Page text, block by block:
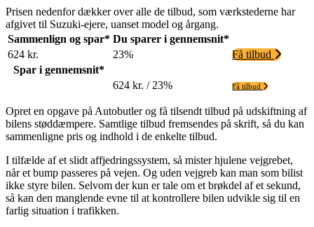
Prisen nedenfor dækker over alle de tilbud, som værkstederne har
afgivet til Suzuki-ejere, uanset model og årgang.
Sammenlign og spar* Du sparer i gennemsnit*
624 kr.
23%
Få tilbud
Spar i gennemsnit*
624 kr. / 23%
Få tilbud
Opret en opgave på Autobutler og få tilsendt tilbud på udskiftning af
bilens støddæmpere. Samtlige tilbud fremsendes på skrift, så du kan
sammenligne pris og indhold i de enkelte tilbud.
I tilfælde af et slidt affjedringssystem, så mister hjulene vejgrebet,
når et bump passeres på vejen. Og uden vejgreb kan man som bilist
ikke styre bilen. Selvom der kun er tale om et brøkdel af et sekund,
så kan den manglende evne til at kontrollere bilen udvikle sig til en
farlig situation i trafikken.